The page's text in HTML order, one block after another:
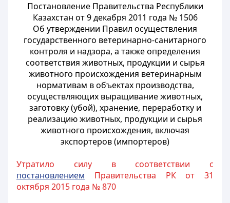
Постановление Правительства Республики
Казахстан от 9 декабря 2011 года № 1506
Об утверждении Правил осуществления
государственного ветеринарно-санитарного
контроля и надзора, а также определения
соответствия животных, продукции и сырья
животного происхождения ветеринарным
нормативам в объектах производства,
осуществляющих выращивание животных,
заготовку (убой), хранение, переработку и
реализацию животных, продукции и сырья
животного происхождения, включая
экспортеров (импортеров)
Утратило силу в соответствии с
постановлением Правительства РК от 31
октября 2015 года № 870